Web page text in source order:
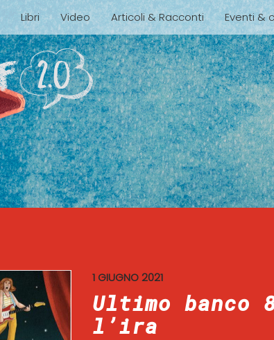
Libri Video Articoli & Racconti Eventi &
1 GIUGNO 2021
Ultimo banco
l’ira